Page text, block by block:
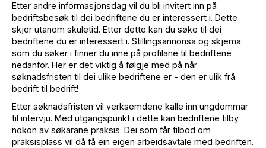
Etter andre informasjonsdag vil du bli invitert inn på
bedriftsbesøk til dei bedriftene du er interessert i. Dette
skjer utanom skuletid. Etter dette kan du søke til dei
bedriftene du er interessert i. Stillingsannonsa og skjema
som du søker i finner du inne på profilane til bedriftene
nedanfor. Her er det viktig å følgje med på når
søknadsfristen til dei ulike bedriftene er - den er ulik frå
bedrift til bedrift!
Etter søknadsfristen vil verksemdene kalle inn ungdommar
til intervju. Med utgangspunkt i dette kan bedriftene tilby
nokon av søkarane praksis. Dei som får tilbod om
praksisplass vil då få ein eigen arbeidsavtale med bedriften.